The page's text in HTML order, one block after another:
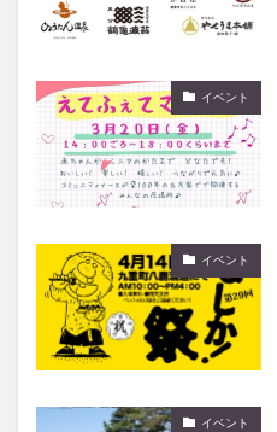
イベント
イベント
イベント